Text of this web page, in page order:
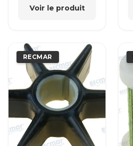
Voir le produit
RECMAR